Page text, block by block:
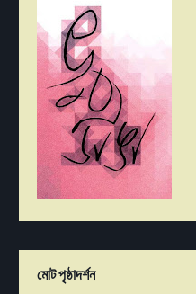
মোট পৃষ্ঠাদর্শন